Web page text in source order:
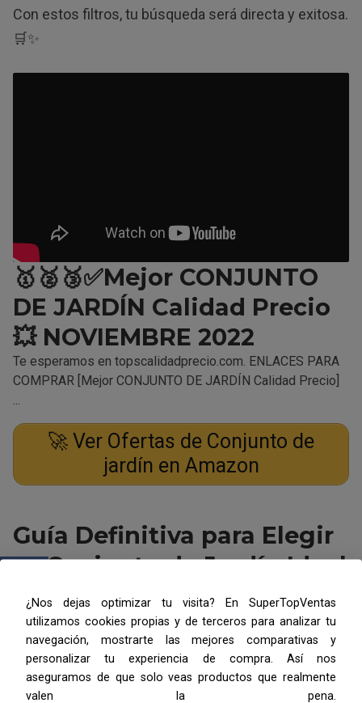
Con estos filtros, tu búsqueda será directa y exitosa.
🛒✨
🥇🥈🥉✅Mejor CONJUNTO
DE JARDÍN Calidad Precio
💥 NOVIEMBRE 2022
Te esperamos en topscalidadprecio.com. ENLACES PARA
COMPRAR [Mejor CONJUNTO DE JARDÍN Calidad Precio]
...
🚀 Ver Ofertas de Conjunto de
jardín en Amazon
Guía Definitiva para Elegir
tu Conjunto de Jardín Ideal
Seleccionar el mobiliario perfecto para tu espacio
exterior depende del material, estilo y
mantenimiento. A continuación, analizamos los
tipos más populares de conjuntos de jardín,
¿Nos dejas optimizar tu visita? En SuperTopVentas
utilizamos cookies propias y de terceros para analizar tu
navegación, mostrarte las mejores comparativas y
personalizar tu experiencia de compra. Así nos
aseguramos de que solo veas productos que realmente
valen la pena.